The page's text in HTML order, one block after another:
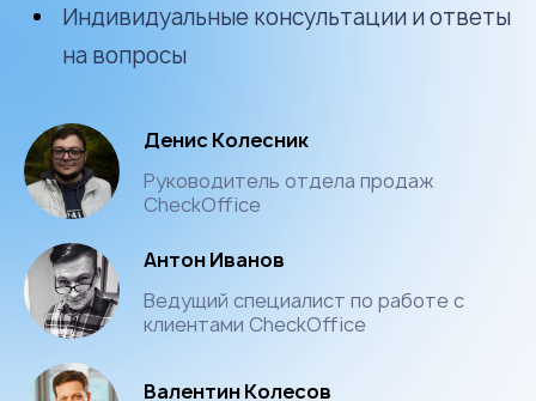
Индивидуальные консультации и ответы
на вопросы
Денис Колесник
Руководитель отдела продаж
CheckOffice
Антон Иванов
Ведущий специалист по работе с
клиентами CheckOffice
Валентин Колесов